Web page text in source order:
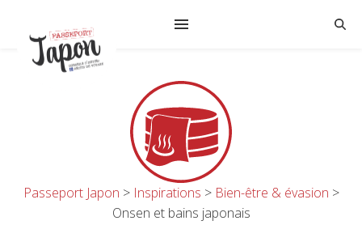
Passeport Japon > Inspirations > Bien-être & évasion >
Onsen et bains japonais